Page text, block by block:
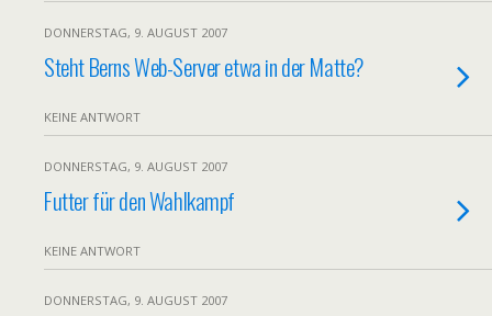
DONNERSTAG, 9. AUGUST 2007
Steht Berns Web-Server etwa in der Matte?
KEINE ANTWORT
DONNERSTAG, 9. AUGUST 2007
Futter für den Wahlkampf
KEINE ANTWORT
DONNERSTAG, 9. AUGUST 2007